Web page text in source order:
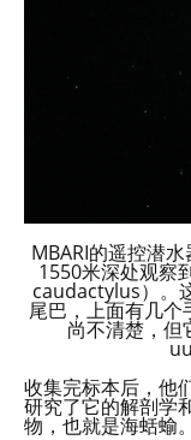
MBARI的遥控潜
1550米深处观察
caudactylus）。
尾巴，上面有几
尚不清楚，但
收集完标本后，他
研究了它的解剖学
物，也就是海蛞蝓。